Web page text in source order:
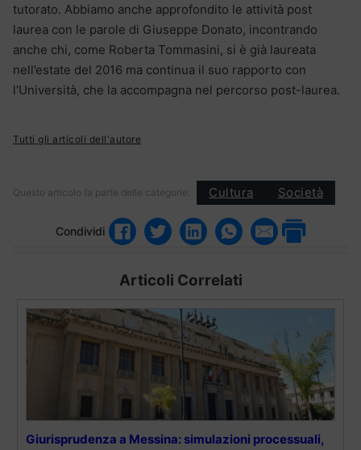
tutorato. Abbiamo anche approfondito le attività post
laurea con le parole di Giuseppe Donato, incontrando
anche chi, come Roberta Tommasini, si è già laureata
nell’estate del 2016 ma continua il suo rapporto con
l’Università, che la accompagna nel percorso post-laurea.
Tutti gli articoli dell'autore
Questo articolo fa parte delle categorie: Cultura Società
Condividi
Articoli Correlati
Giurisprudenza a Messina: simulazioni processuali,